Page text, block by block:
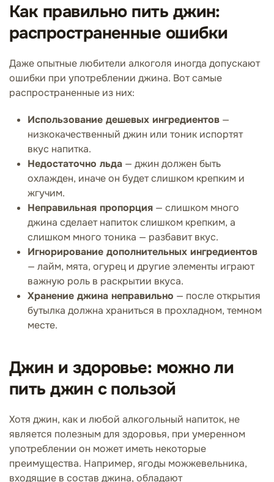
Как правильно пить джин:
распространенные ошибки
Даже опытные любители алкоголя иногда допускают
ошибки при употреблении джина. Вот самые
распространенные из них:
Использование дешевых ингредиентов —
низкокачественный джин или тоник испортят
вкус напитка.
Недостаточно льда — джин должен быть
охлажден, иначе он будет слишком крепким и
жгучим.
Неправильная пропорция — слишком много
джина сделает напиток слишком крепким, а
слишком много тоника — разбавит вкус.
Игнорирование дополнительных ингредиентов
— лайм, мята, огурец и другие элементы играют
важную роль в раскрытии вкуса.
Хранение джина неправильно — после открытия
бутылка должна храниться в прохладном, темном
месте.
Джин и здоровье: можно ли
пить джин с пользой
Хотя джин, как и любой алкогольный напиток, не
является полезным для здоровья, при умеренном
употреблении он может иметь некоторые
преимущества. Например, ягоды можжевельника,
входящие в состав джина, обладают